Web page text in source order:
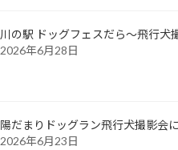
川の駅 ドッグフェスだら～飛行犬
2026年6月28日
陽だまりドッグラン飛行犬撮影会
2026年6月23日